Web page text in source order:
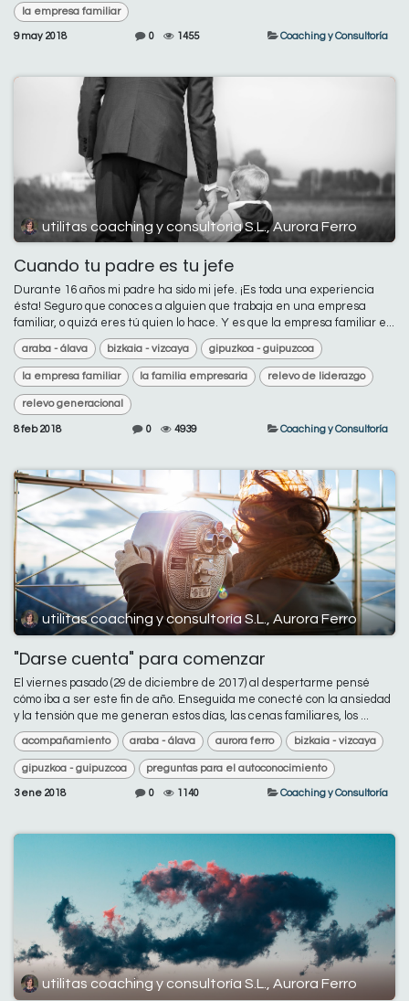
la empresa familiar
9 may 2018 0 1455 Coaching y Consultoría
utilitas coaching y consultoría S.L., Aurora Ferro
Cuando tu padre es tu jefe
Durante 16 años mi padre ha sido mi jefe. ¡Es toda una experiencia
ésta! Seguro que conoces a alguien que trabaja en una empresa
familiar, o quizá eres tú quien lo hace. Y es que la empresa familiar e...
araba - álava bizkaia - vizcaya gipuzkoa - guipuzcoa
la empresa familiar la familia empresaria relevo de liderazgo
relevo generacional
8 feb 2018 0 4939 Coaching y Consultoría
utilitas coaching y consultoría S.L., Aurora Ferro
"Darse cuenta" para comenzar
El viernes pasado (29 de diciembre de 2017) al despertarme pensé
cómo iba a ser este fin de año. Enseguida me conecté con la ansiedad
y la tensión que me generan estos días, las cenas familiares, los ...
acompañamiento araba - álava aurora ferro bizkaia - vizcaya
gipuzkoa - guipuzcoa preguntas para el autoconocimiento
3 ene 2018 0 1140 Coaching y Consultoría
utilitas coaching y consultoría S.L., Aurora Ferro